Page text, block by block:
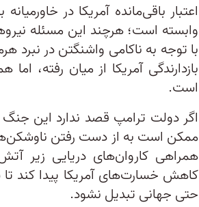
اعتبار باقی‌مانده آمریکا در
وابسته است؛ هرچند این مسئله
با توجه به ناکامی واشنگتن در نبرد
بازدارندگی آمریکا از میان رفته،
است.
اگر دولت ترامپ قصد ندارد این جنگ
ممکن است به از دست رفتن
همراهی کاروان‌های دریایی زیر
کاهش خسارت‌های آمریکا پیدا کند
حتی جهانی تبدیل نشود.